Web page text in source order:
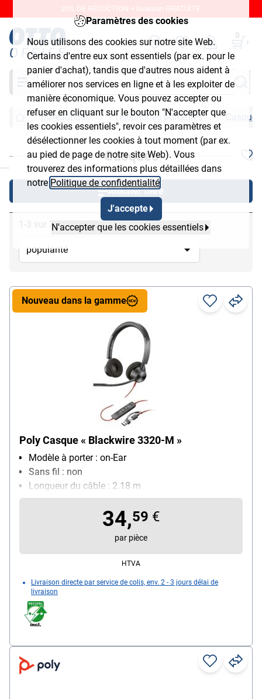
Paramètres des cookies
Nous utilisons des cookies sur notre site Web.
Certains d'entre eux sont essentiels (par ex. pour le
panier d'achat), tandis que d'autres nous aident à
améliorer nos services en ligne et à les exploiter de
manière économique. Vous pouvez accepter ou
refuser en cliquant sur le bouton "N'accepter que
les cookies essentiels", revoir ces paramètres et
désélectionner les cookies à tout moment (par ex.
au pied de page de notre site Web). Vous
trouverez des informations plus détaillées dans
notre Politique de confidentialité
J'accepte
N'accepter que les cookies essentiels
20% DE RÉDUCTION + livraison GRATUITE.
0
Chercher
Bureautique Téléphones portables Casques
Casques
Afficher filtre
1-3 sur 3
Poly Casque « Blackwire 3320-M »
Modèle à porter : on-Ear
Sans fil : non
Longueur du câble : 2.18 m
Ports : USB-C
fonctionnalités : Arceau réglable, Prise/fin d'appel,
Réglage du volume, Micro réglable, Mode silencieux
Particularités : certifié pour Microsoft Teams et
Skype Entreprise
Nouveau dans la gamme
34,59 €
par pièce
HTVA
Livraison directe par service de colis, env. 2 - 3 jours délai de
livraison